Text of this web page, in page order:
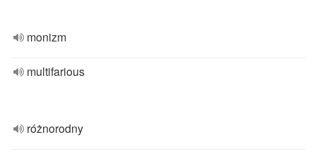
monizm
multifarious
różnorodny